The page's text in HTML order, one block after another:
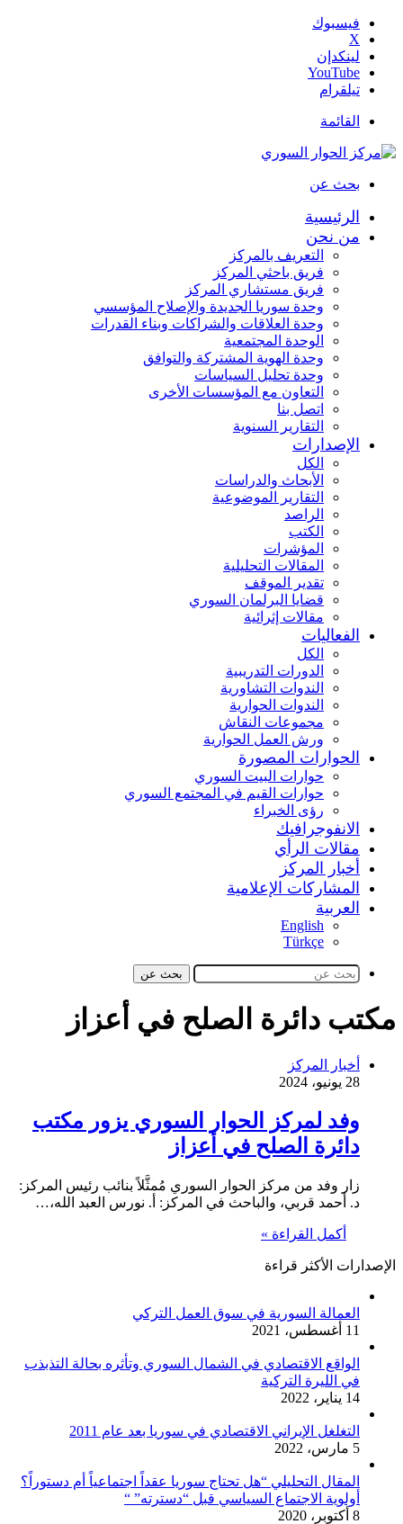
فيسبوك
‫X
لينكدإن
‫YouTube
تيلقرام
القائمة
بحث عن
الرئيسية
من نحن
التعريف بالمركز
فريق باحثي المركز
فريق مستشاري المركز
وحدة سوريا الجديدة والإصلاح المؤسسي
وحدة العلاقات والشراكات وبناء القدرات
الوحدة المجتمعية
وحدة الهوية المشتركة والتوافق
وحدة تحليل السياسات
التعاون مع المؤسسات الأخرى
اتصل بنا
التقارير السنوية
الإصدارات
الكل
الأبحاث والدراسات
التقارير الموضوعية
الراصد
الكتب
المؤشرات
المقالات التحليلية
تقدير الموقف
قضايا البرلمان السوري
مقالات إثرائية
الفعاليات
الكل
الدورات التدريبية
الندوات التشاورية
الندوات الحوارية
مجموعات النقاش
ورش العمل الحوارية
الحوارات المصورة
حوارات البيت السوري
حوارات القيم في المجتمع السوري
رؤى الخبراء
الانفوجرافيك
مقالات الرأي
أخبار المركز
المشاركات الإعلامية
العربية
English
Türkçe
بحث عن
مكتب دائرة الصلح في أعزاز
أخبار المركز
28 يونيو، 2024
وفد لمركز الحوار السوري يزور مكتب
دائرة الصلح في أعزاز
زار وفد من مركز الحوار السوري مُمثَّلاً بنائب رئيس المركز:
د. أحمد قربي، والباحث في المركز: أ. نورس العبد الله،…
أكمل القراءة »
الإصدارات الأكثر قراءة
العمالة السورية في سوق العمل التركي
11 أغسطس، 2021
الواقع الاقتصادي في الشمال السوري وتأثره بحالة التذبذب
في الليرة التركية
14 يناير، 2022
التغلغل الإيراني الاقتصادي في سوريا بعد عام 2011
5 مارس، 2022
المقال التحليلي “هل تحتاج سوريا عقداً اجتماعياً أم دستوراً؟
أولوية الاجتماع السياسي قبل “دسترته” “
8 أكتوبر، 2020